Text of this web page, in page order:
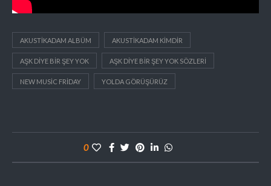
AKUSTIKADAM ALBÜM AKUSTIKADAM KIMDIR
AŞK DIYE BIR ŞEY YOK AŞK DIYE BIR ŞEY YOK SÖZLERI
NEW MUSIC FRIDAY YOLDA GÖRÜŞÜRÜZ
0